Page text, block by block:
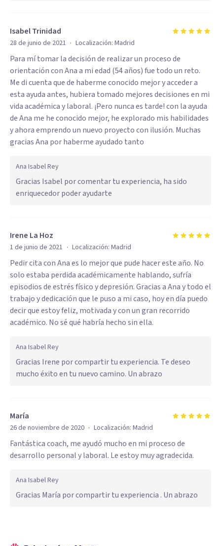
Isabel Trinidad
28 de junio de 2021 · Localización: Madrid
Para mí tomar la decisión de realizar un proceso de
orientación con Ana a mi edad (54 años) fue todo un reto.
Me di cuenta que de haberme conocido mejor y acceder a
esta ayuda antes, hubiera tomado mejores decisiones en mi
vida académica y laboral. ¡Pero nunca es tarde! con la ayuda
de Ana me he conocido mejor, he explorado mis habilidades
y ahora emprendo un nuevo proyecto con ilusión. Muchas
gracias Ana por haberme ayudado tanto
Ana Isabel Rey
Gracias Isabel por comentar tu experiencia, ha sido
enriquecedor poder ayudarte
Irene La Hoz
1 de junio de 2021 · Localización: Madrid
Pedir cita con Ana es lo mejor que pude hacer este año. No
solo estaba perdida académicamente hablando, sufría
episodios de estrés físico y depresión. Gracias a Ana y todo el
trabajo y dedicación que le puso a mi caso, hoy en día puedo
decir que estoy feliz, motivada y con un gran recorrido
académico. No sé qué habría hecho sin ella.
Ana Isabel Rey
Gracias Irene por compartir tu experiencia. Te deseo
mucho éxito en tu nuevo camino. Un abrazo
María
26 de noviembre de 2020 · Localización: Madrid
Fantástica coach, me ayudó mucho en mi proceso de
desarrollo personal y laboral. Le estoy muy agradecida.
Ana Isabel Rey
Gracias María por compartir tu experiencia . Un abrazo